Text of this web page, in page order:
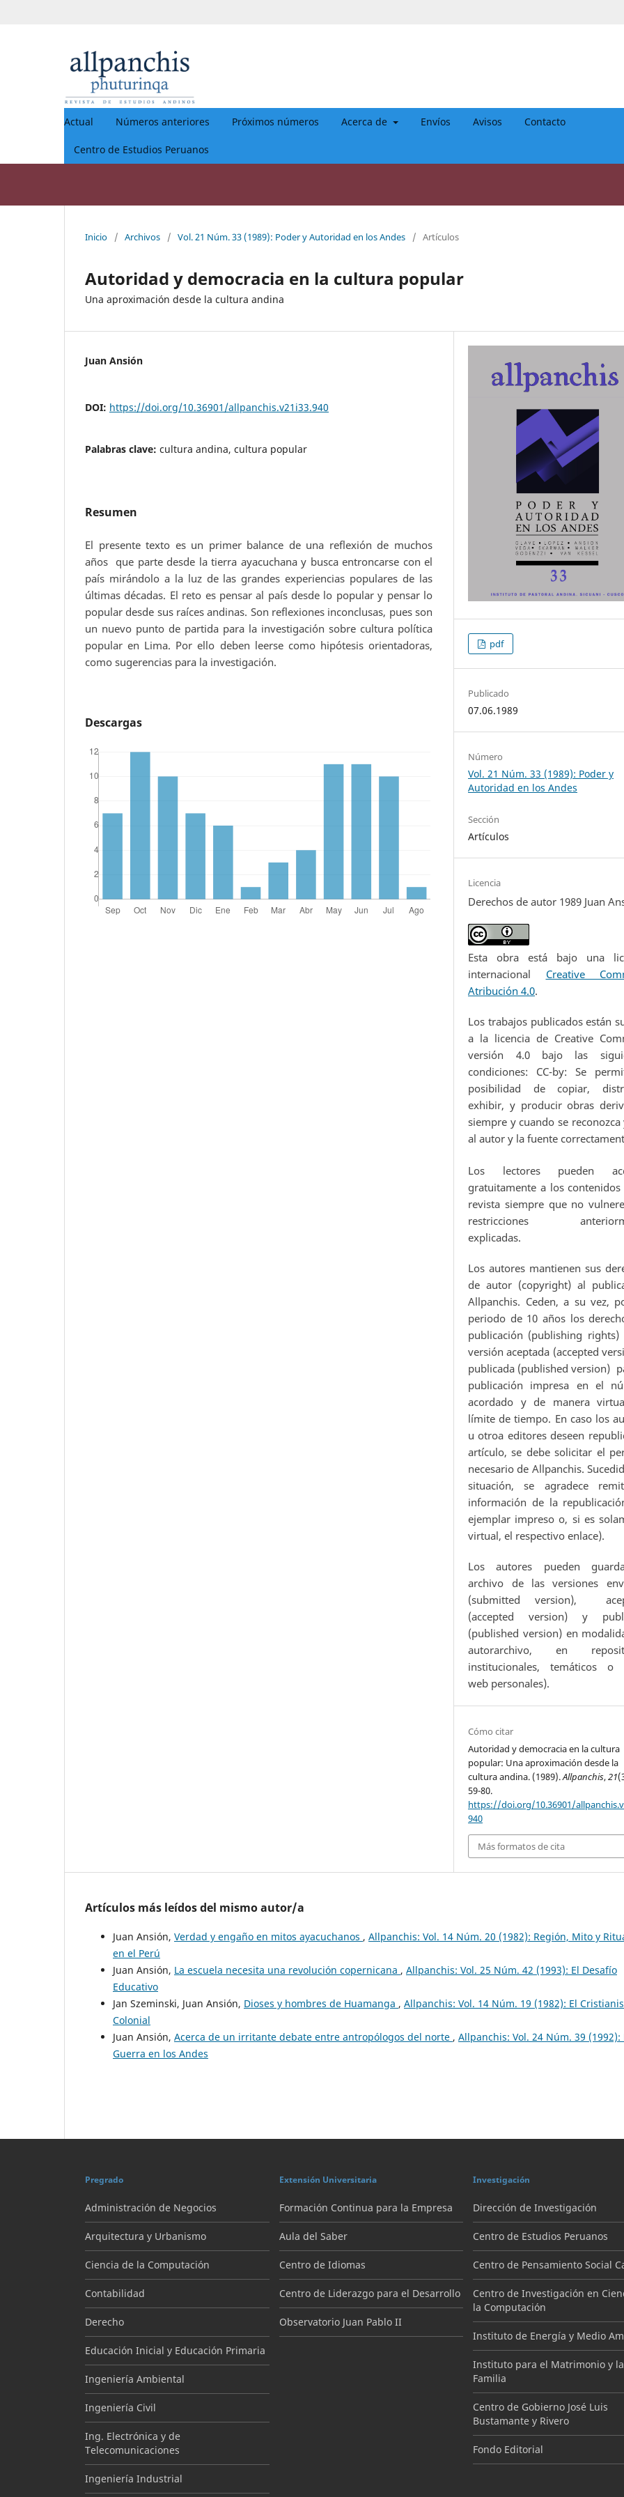
Actual Números anteriores Próximos números Acerca de Envíos Avisos Contacto
Centro de Estudios Peruanos
Inicio / Archivos / Vol. 21 Núm. 33 (1989): Poder y Autoridad en los Andes / Artículos
Autoridad y democracia en la cultura popular
Una aproximación desde la cultura andina
Juan Ansión
DOI: https://doi.org/10.36901/allpanchis.v21i33.940
Palabras clave: cultura andina, cultura popular
Resumen
El presente texto es un primer balance de una reflexión de muchos
años que parte desde la tierra ayacuchana y busca entroncarse con el
país mirándolo a la luz de las grandes experiencias populares de las
últimas décadas. El reto es pensar al país desde lo popular y pensar lo
popular desde sus raíces andinas. Son reflexiones inconclusas, pues son
un nuevo punto de partida para la investigación sobre cultura política
popular en Lima. Por ello deben leerse como hipótesis orientadoras,
como sugerencias para la investigación.
Descargas
pdf
Publicado
07.06.1989
Número
Vol. 21 Núm. 33 (1989): Poder y
Autoridad en los Andes
Sección
Artículos
Licencia
Derechos de autor 1989 Juan
Esta obra está bajo una
internacional Creative
Atribución 4.0.
Los trabajos publicados están
a la licencia de Creative
versión 4.0 bajo las
condiciones: CC-by: Se
posibilidad de copiar,
exhibir, y producir obras
siempre y cuando se reconozca
al autor y la fuente
Los lectores pueden
gratuitamente a los
revista siempre que no
restricciones
explicadas.
Los autores mantienen sus
de autor (copyright) al
Allpanchis. Ceden, a su vez,
periodo de 10 años los
publicación (publishing rights)
versión aceptada (accepted
publicada (published version)
publicación impresa en el
acordado y de manera
límite de tiempo. En caso los
u otroa editores deseen
artículo, se debe solicitar el
necesario de Allpanchis.
situación, se agradece
información de la
ejemplar impreso o, si es
virtual, el respectivo enlace).
Los autores pueden
archivo de las versiones
(submitted version),
(accepted version) y
(published version) en
autorarchivo, en
institucionales, temáticos o
web personales).
Cómo citar
Autoridad y democracia en la cultura
popular: Una aproximación desde la
cultura andina. (1989).Allpanchis,21
59-80.
https://doi.org/10.36901/
940
Más formatos de cita
Artículos más leídos del mismo autor/a
Juan Ansión, Verdad y engaño en mitos ayacuchanos , Allpanchis: Vol. 14 Núm. 20 (1982): Región, Mito y
en el Perú
Juan Ansión, La escuela necesita una revolución copernicana , Allpanchis: Vol. 25 Núm. 42 (1993): El Desafío
Educativo
Jan Szeminski, Juan Ansión, Dioses y hombres de Huamanga , Allpanchis: Vol. 14 Núm. 19 (1982): El
Colonial
Juan Ansión, Acerca de un irritante debate entre antropólogos del norte , Allpanchis: Vol. 24 Núm. 39 (1992):
Guerra en los Andes
Pregrado
Administración de Negocios
Arquitectura y Urbanismo
Ciencia de la Computación
Contabilidad
Derecho
Educación Inicial y Educación Primaria
Ingeniería Ambiental
Ingeniería Civil
Ing. Electrónica y de
Telecomunicaciones
Ingeniería Industrial
Extensión Universitaria
Formación Continua para la Empresa
Aula del Saber
Centro de Idiomas
Centro de Liderazgo para el Desarrollo
Observatorio Juan Pablo II
Investigación
Dirección de Investigación
Centro de Estudios Peruanos
Centro de Pensamiento Social
Centro de Investigación en
la Computación
Instituto de Energía y Medio
Instituto para el Matrimonio y la
Familia
Centro de Gobierno José Luis
Bustamante y Rivero
Fondo Editorial